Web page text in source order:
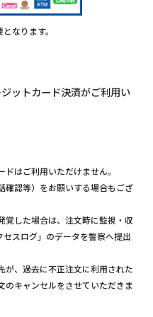
なります。
ットカード決済がご利用い
はご利用いただけません。
認等）をお願いする場合もござ
した場合は、注文時に監視・収
スログ」のデータを警察へ提出
、過去に不正注文に利用された
のキャンセルをさせていただきま